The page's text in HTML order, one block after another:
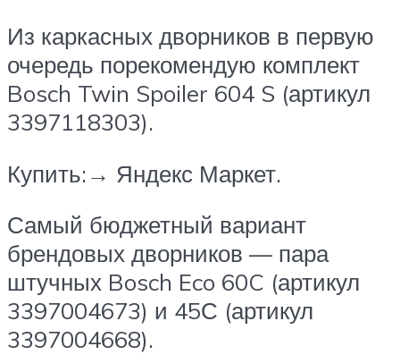
Из каркасных дворников в первую
очередь порекомендую комплект
Bosch Twin Spoiler 604 S (артикул
3397118303).
Купить:→ Яндекс Маркет.
Самый бюджетный вариант
брендовых дворников — пара
штучных Bosch Eco 60C (артикул
3397004673) и 45С (артикул
3397004668).